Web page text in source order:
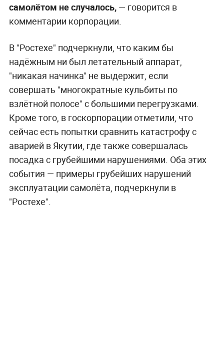
самолётом не случалось,— говорится в
комментарии корпорации.
В "Ростехе" подчеркнули, что каким бы
надёжным ни был летательный аппарат,
"никакая начинка" не выдержит, если
совершать "многократные кульбиты по
взлётной полосе" с большими перегрузками.
Кроме того, в госкорпорации отметили, что
сейчас есть попытки сравнить катастрофу с
аварией в Якутии, где также совершалась
посадка с грубейшими нарушениями. Оба этих
события — примеры грубейших нарушений
эксплуатации самолёта, подчеркнули в
"Ростехе".